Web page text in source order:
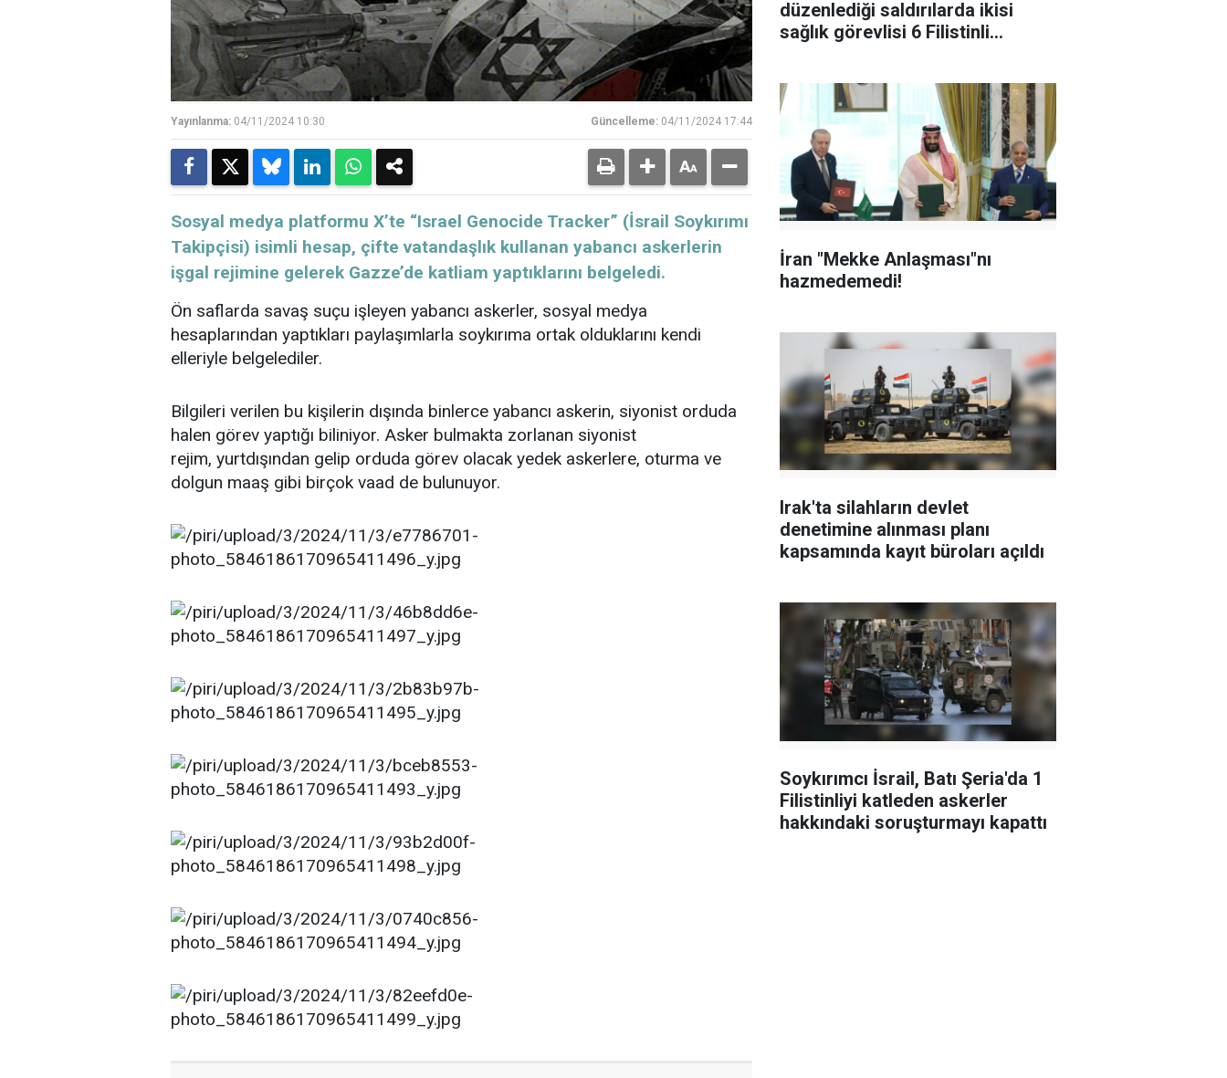
Yayınlanma: 04/11/2024 10:30 Güncelleme: 04/11/2024 17:44
Sosyal medya platformu X’te “Israel Genocide Tracker” (İsrail Soykırımı
Takipçisi) isimli hesap, çifte vatandaşlık kullanan yabancı askerlerin
işgal rejimine gelerek Gazze’de katliam yaptıklarını belgeledi.
Ön saflarda savaş suçu işleyen yabancı askerler, sosyal medya
hesaplarından yaptıkları paylaşımlarla soykırıma ortak olduklarını kendi
elleriyle belgelediler.
Bilgileri verilen bu kişilerin dışında binlerce yabancı askerin, siyonist orduda
halen görev yaptığı biliniyor. Asker bulmakta zorlanan siyonist
rejim, yurtdışından gelip orduda görev olacak yedek askerlere, oturma ve
dolgun maaş gibi birçok vaad de bulunuyor.
düzenlediği saldırılarda ikisi
sağlık görevlisi 6 Filistinli
İran "Mekke Anlaşması"nı
hazmedemedi!
Irak'ta silahların devlet
denetimine alınması planı
kapsamında kayıt büroları açıldı
Soykırımcı İsrail, Batı Şeria'da 1
Filistinliyi katleden askerler
hakkındaki soruşturmayı kapattı